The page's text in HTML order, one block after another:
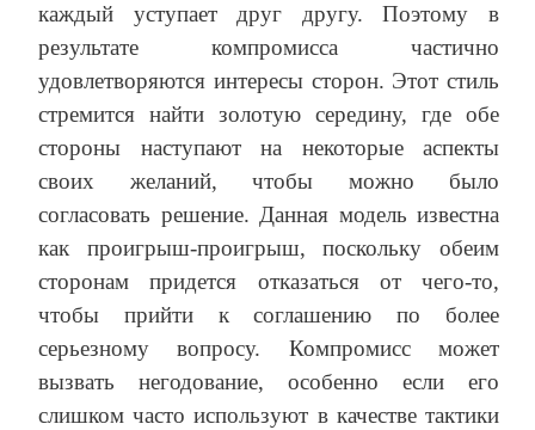
каждый уступает друг другу. Поэтому в
результате компромисса частично
удовлетворяются интересы сторон. Этот стиль
стремится найти золотую середину, где обе
стороны наступают на некоторые аспекты
своих желаний, чтобы можно было
согласовать решение. Данная модель известна
как проигрыш-проигрыш, поскольку обеим
сторонам придется отказаться от чего-то,
чтобы прийти к соглашению по более
серьезному вопросу. Компромисс может
вызвать негодование, особенно если его
слишком часто используют в качестве тактики